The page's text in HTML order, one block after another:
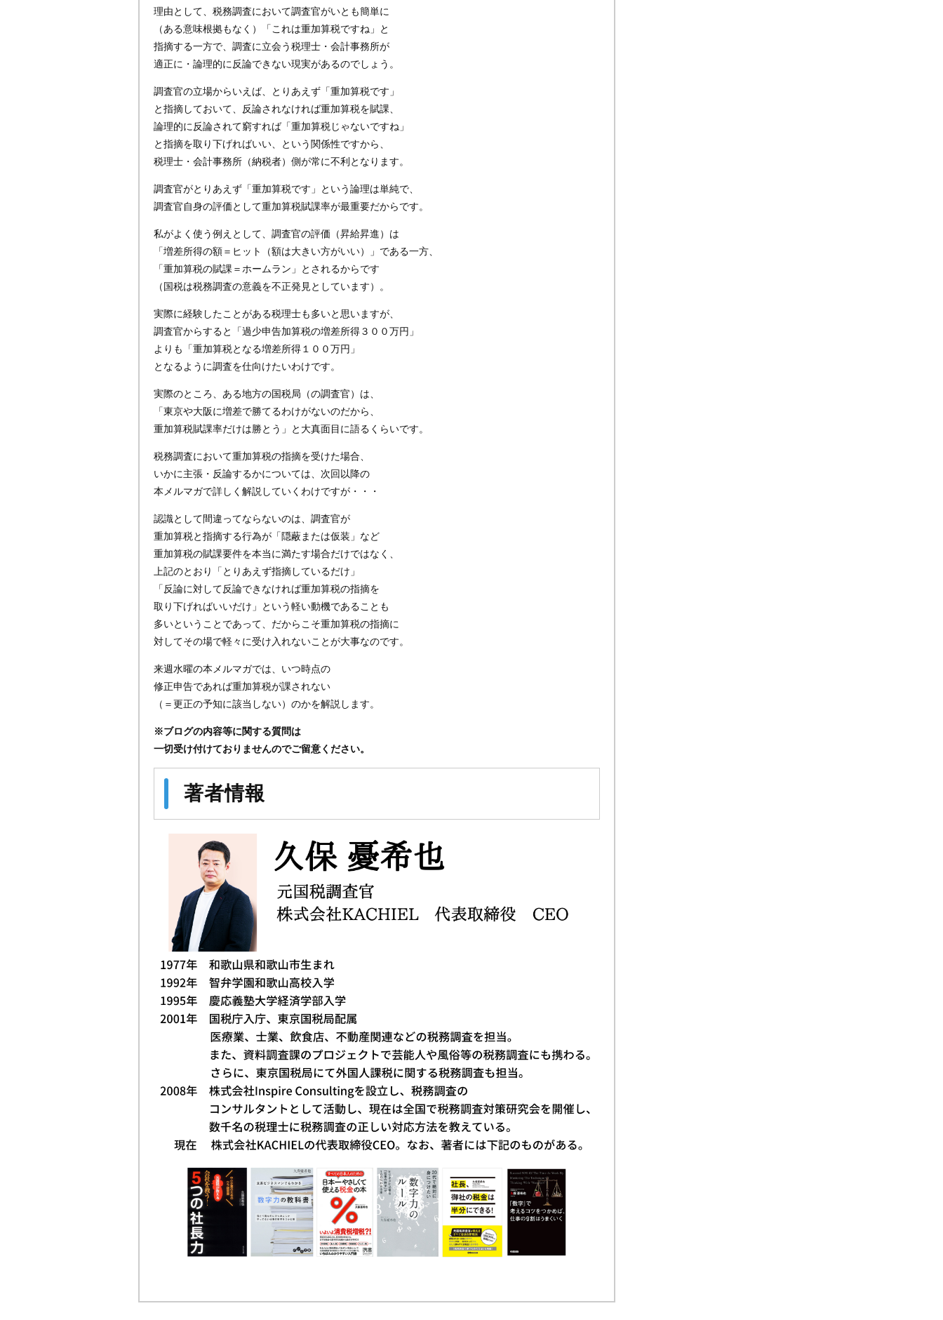
理由として、税務調査において調査官がいとも簡単に
（ある意味根拠もなく）「これは重加算税ですね」と
指摘する一方で、調査に立会う税理士・会計事務所が
適正に・論理的に反論できない現実があるのでしょう。
調査官の立場からいえば、とりあえず「重加算税です」
と指摘しておいて、反論されなければ重加算税を賦課、
論理的に反論されて窮すれば「重加算税じゃないですね」
と指摘を取り下げればいい、という関係性ですから、
税理士・会計事務所（納税者）側が常に不利となります。
調査官がとりあえず「重加算税です」という論理は単純で、
調査官自身の評価として重加算税賦課率が最重要だからです。
私がよく使う例えとして、調査官の評価（昇給昇進）は
「増差所得の額＝ヒット（額は大きい方がいい）」である一方、
「重加算税の賦課＝ホームラン」とされるからです
（国税は税務調査の意義を不正発見としています）。
実際に経験したことがある税理士も多いと思いますが、
調査官からすると「過少申告加算税の増差所得３００万円」
よりも「重加算税となる増差所得１００万円」
となるように調査を仕向けたいわけです。
実際のところ、ある地方の国税局（の調査官）は、
「東京や大阪に増差で勝てるわけがないのだから、
重加算税賦課率だけは勝とう」と大真面目に語るくらいです。
税務調査において重加算税の指摘を受けた場合、
いかに主張・反論するかについては、次回以降の
本メルマガで詳しく解説していくわけですが・・・
認識として間違ってならないのは、調査官が
重加算税と指摘する行為が「隠蔽または仮装」など
重加算税の賦課要件を本当に満たす場合だけではなく、
上記のとおり「とりあえず指摘しているだけ」
「反論に対して反論できなければ重加算税の指摘を
取り下げればいいだけ」という軽い動機であることも
多いということであって、だからこそ重加算税の指摘に
対してその場で軽々に受け入れないことが大事なのです。
来週水曜の本メルマガでは、いつ時点の
修正申告であれば重加算税が課されない
（＝更正の予知に該当しない）のかを解説します。
※ブログの内容等に関する質問は
一切受け付けておりませんのでご留意ください。
著者情報